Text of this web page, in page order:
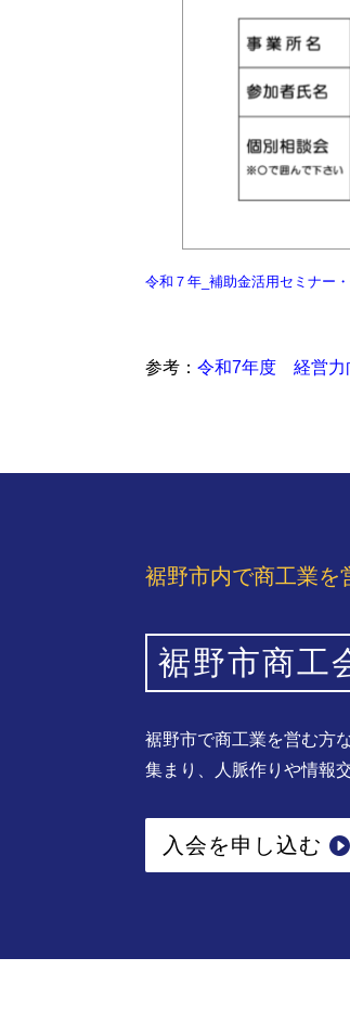
令和７年_補助金活用セミナー
参考：令和7年度 経営力
裾野市内で商工業を
裾野市商工
裾野市で商工業を営む方
集まり、人脈作りや情報
入会を申し込む